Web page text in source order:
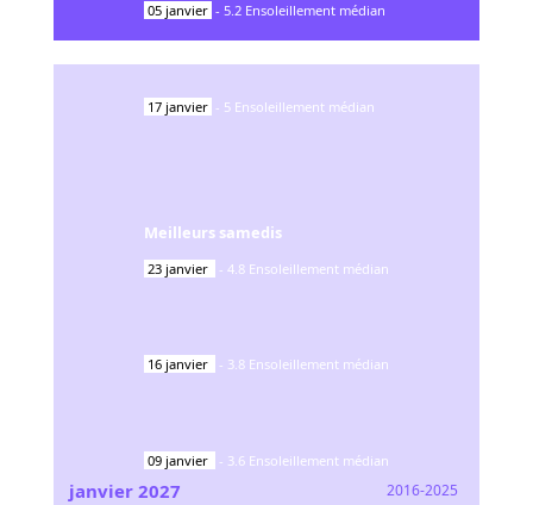
05 janvier - 5.2 Ensoleillement médian
17 janvier - 5 Ensoleillement médian
Meilleurs samedis
23 janvier - 4.8 Ensoleillement médian
16 janvier - 3.8 Ensoleillement médian
09 janvier - 3.6 Ensoleillement médian
janvier 2027 2016-2025